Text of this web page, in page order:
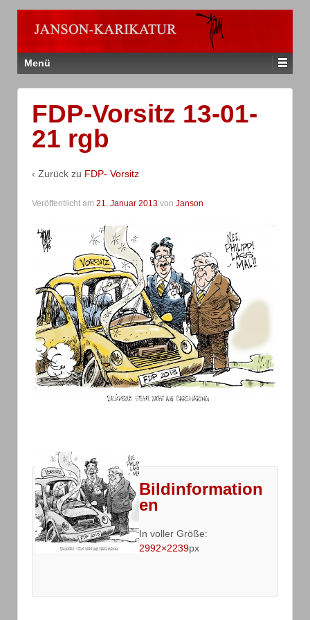
Menü
FDP-Vorsitz 13-01-
21 rgb
‹ Zurück zu FDP- Vorsitz
Veröffentlicht am 21. Januar 2013 von Janson
Bildinformation
en
In voller Größe:
2992×2239px